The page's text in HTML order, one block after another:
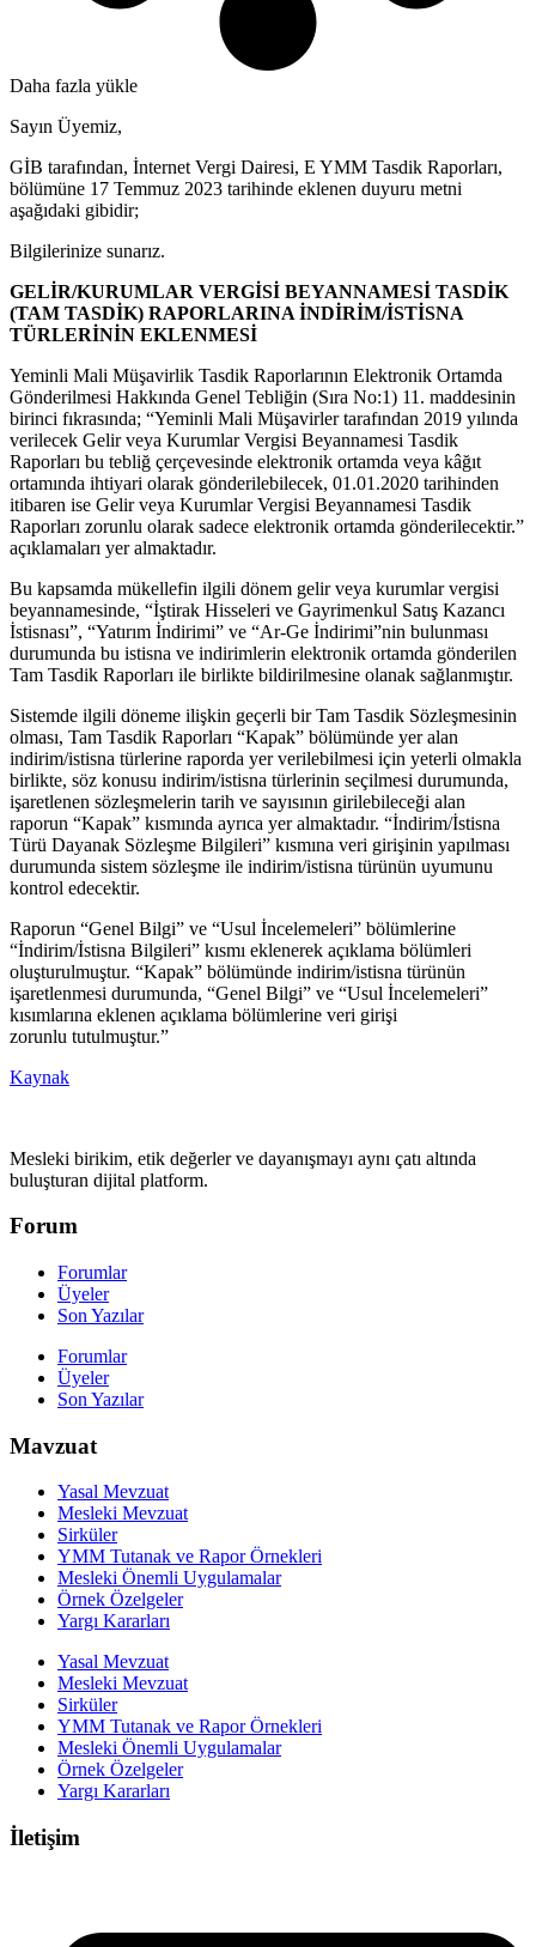
Daha fazla yükle
Sayın Üyemiz,
GİB tarafından, İnternet Vergi Dairesi, E YMM Tasdik Raporları,
bölümüne 17 Temmuz 2023 tarihinde eklenen duyuru metni
aşağıdaki gibidir;
Bilgilerinize sunarız.
GELİR/KURUMLAR VERGİSİ BEYANNAMESİ TASDİK
(TAM TASDİK) RAPORLARINA İNDİRİM/İSTİSNA
TÜRLERİNİN EKLENMESİ
Yeminli Mali Müşavirlik Tasdik Raporlarının Elektronik Ortamda
Gönderilmesi Hakkında Genel Tebliğin (Sıra No:1) 11. maddesinin
birinci fıkrasında; “Yeminli Mali Müşavirler tarafından 2019 yılında
verilecek Gelir veya Kurumlar Vergisi Beyannamesi Tasdik
Raporları bu tebliğ çerçevesinde elektronik ortamda veya kâğıt
ortamında ihtiyari olarak gönderilebilecek, 01.01.2020 tarihinden
itibaren ise Gelir veya Kurumlar Vergisi Beyannamesi Tasdik
Raporları zorunlu olarak sadece elektronik ortamda gönderilecektir.”
açıklamaları yer almaktadır.
Bu kapsamda mükellefin ilgili dönem gelir veya kurumlar vergisi
beyannamesinde, “İştirak Hisseleri ve Gayrimenkul Satış Kazancı
İstisnası”, “Yatırım İndirimi” ve “Ar-Ge İndirimi”nin bulunması
durumunda bu istisna ve indirimlerin elektronik ortamda gönderilen
Tam Tasdik Raporları ile birlikte bildirilmesine olanak sağlanmıştır.
Sistemde ilgili döneme ilişkin geçerli bir Tam Tasdik Sözleşmesinin
olması, Tam Tasdik Raporları “Kapak” bölümünde yer alan
indirim/istisna türlerine raporda yer verilebilmesi için yeterli olmakla
birlikte, söz konusu indirim/istisna türlerinin seçilmesi durumunda,
işaretlenen sözleşmelerin tarih ve sayısının girilebileceği alan
raporun “Kapak” kısmında ayrıca yer almaktadır. “İndirim/İstisna
Türü Dayanak Sözleşme Bilgileri” kısmına veri girişinin yapılması
durumunda sistem sözleşme ile indirim/istisna türünün uyumunu
kontrol edecektir.
Raporun “Genel Bilgi” ve “Usul İncelemeleri” bölümlerine
“İndirim/İstisna Bilgileri” kısmı eklenerek açıklama bölümleri
oluşturulmuştur. “Kapak” bölümünde indirim/istisna türünün
işaretlenmesi durumunda, “Genel Bilgi” ve “Usul İncelemeleri”
kısımlarına eklenen açıklama bölümlerine veri girişi
zorunlu tutulmuştur.”
Kaynak
Mesleki birikim, etik değerler ve dayanışmayı aynı çatı altında
buluşturan dijital platform.
Forum
Forumlar
Üyeler
Son Yazılar
Forumlar
Üyeler
Son Yazılar
Mavzuat
Yasal Mevzuat
Mesleki Mevzuat
Sirküler
YMM Tutanak ve Rapor Örnekleri
Mesleki Önemli Uygulamalar
Örnek Özelgeler
Yargı Kararları
Yasal Mevzuat
Mesleki Mevzuat
Sirküler
YMM Tutanak ve Rapor Örnekleri
Mesleki Önemli Uygulamalar
Örnek Özelgeler
Yargı Kararları
İletişim